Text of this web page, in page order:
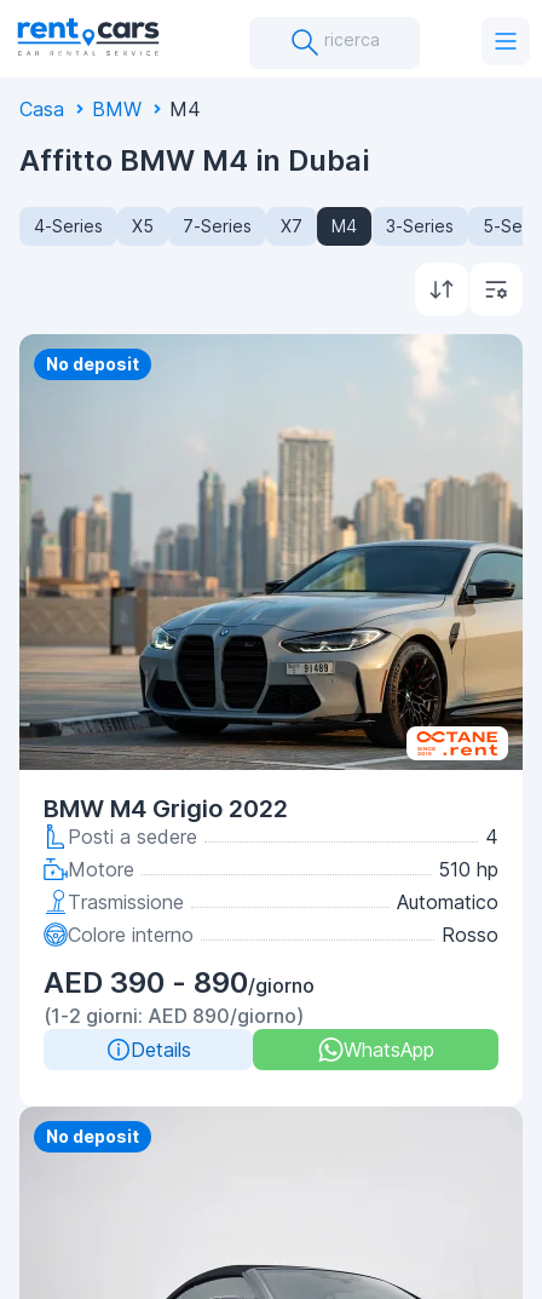
ricerca
Casa BMW M4
Affitto BMW M4 in Dubai
4-Series X5 7-Series X7 M4 3-Series 5-
Priority
No deposit
BMW M4 Grigio 2022
Posti a sedere
4
Motore
510 hp
Trasmissione
Automatico
Colore interno
Rosso
AED 390 - 890/giorno
(1-2 giorni: AED 890/giorno)
Details
WhatsApp
Priority
No deposit